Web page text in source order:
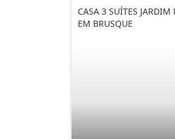
CASA 3 SUÍTES JARDIM
EM BRUSQUE